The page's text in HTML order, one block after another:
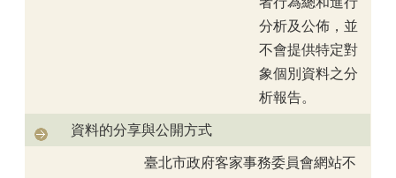
分析及公佈，並
不會提供特定對
象個別資料之分
析報告。
資料的分享與公開方式
臺北市政府客家事務委員會網站不